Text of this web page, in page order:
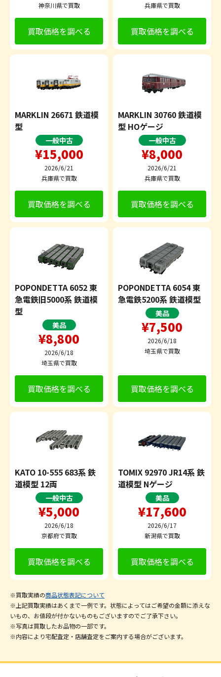
神奈川県で買取
買取価格を調べる
兵庫県で買取
買取価格を調べる
MARKLIN 26671 鉄道模
型
一般中古
¥15,000
2026/6/21
兵庫県で買取
買取価格を調べる
MARKLIN 30760 鉄道模
型 HOゲージ
一般中古
¥8,000
2026/6/21
兵庫県で買取
買取価格を調べる
POPONDETTA 6052 東
急電鉄旧5000系 鉄道模
型
美品
¥8,800
2026/6/18
埼玉県で買取
買取価格を調べる
POPONDETTA 6054 東
急電鉄5200系 鉄道模型
美品
¥7,500
2026/6/18
埼玉県で買取
買取価格を調べる
KATO 10-555 683系 鉄
道模型 12両
一般中古
¥5,000
2026/6/18
京都府で買取
買取価格を調べる
TOMIX 92970 JR14系 鉄
道模型 Nゲージ
美品
¥17,600
2026/6/17
新潟県で買取
買取価格を調べる
※買取実績の商品状態表記について
※上記買取実績はあくまで一例です。状態によってはご希望の金額に添えな
いもの、お値段が付かないものもございますのでご了承下さい。
※写真は買取したお品物の一部です。
※内容により宅配査定・店舗査定をご案内する場合がございます。